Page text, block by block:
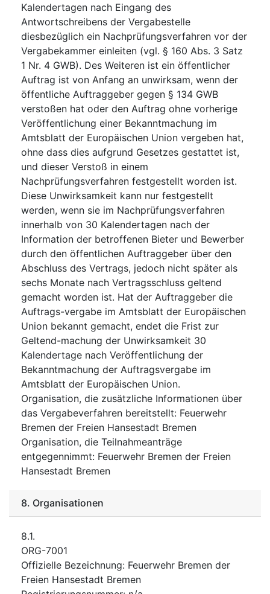
Kalendertagen nach Eingang des
Antwortschreibens der Vergabestelle
diesbezüglich ein Nachprüfungsverfahren vor der
Vergabekammer einleiten (vgl. § 160 Abs. 3 Satz
1 Nr. 4 GWB). Des Weiteren ist ein öffentlicher
Auftrag ist von Anfang an unwirksam, wenn der
öffentliche Auftraggeber gegen § 134 GWB
verstoßen hat oder den Auftrag ohne vorherige
Veröffentlichung einer Bekanntmachung im
Amtsblatt der Europäischen Union vergeben hat,
ohne dass dies aufgrund Gesetzes gestattet ist,
und dieser Verstoß in einem
Nachprüfungsverfahren festgestellt worden ist.
Diese Unwirksamkeit kann nur festgestellt
werden, wenn sie im Nachprüfungsverfahren
innerhalb von 30 Kalendertagen nach der
Information der betroffenen Bieter und Bewerber
durch den öffentlichen Auftraggeber über den
Abschluss des Vertrags, jedoch nicht später als
sechs Monate nach Vertragsschluss geltend
gemacht worden ist. Hat der Auftraggeber die
Auftrags-vergabe im Amtsblatt der Europäischen
Union bekannt gemacht, endet die Frist zur
Geltend-machung der Unwirksamkeit 30
Kalendertage nach Veröffentlichung der
Bekanntmachung der Auftragsvergabe im
Amtsblatt der Europäischen Union.
Organisation, die zusätzliche Informationen über
das Vergabeverfahren bereitstellt: Feuerwehr
Bremen der Freien Hansestadt Bremen
Organisation, die Teilnahmeanträge
entgegennimmt: Feuerwehr Bremen der Freien
Hansestadt Bremen
8. Organisationen
8.1.
ORG-7001
Offizielle Bezeichnung: Feuerwehr Bremen der
Freien Hansestadt Bremen